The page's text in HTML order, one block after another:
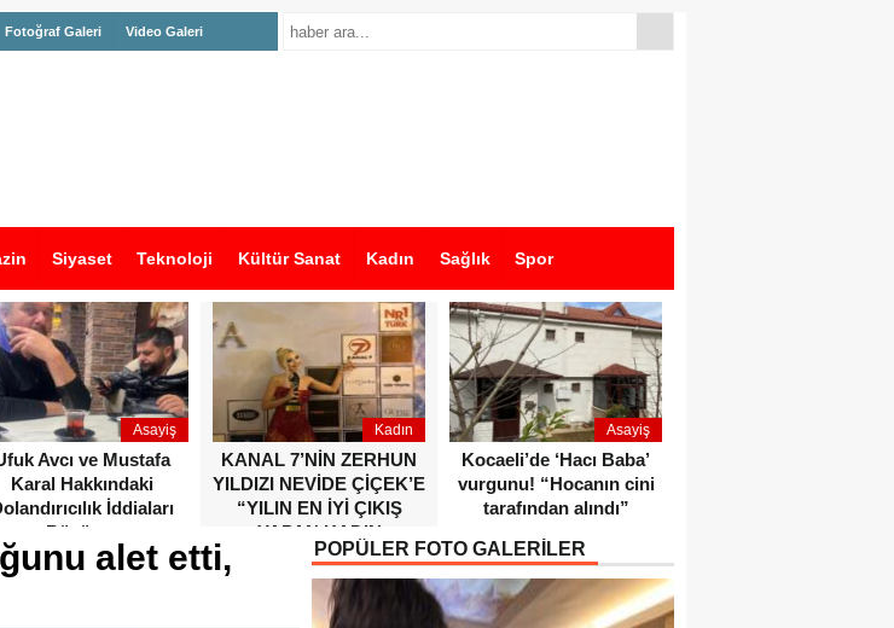
Fotoğraf Galeri Video Galeri
Siyaset Teknoloji Kültür Sanat Kadın Sağlık Spor
Asayiş
Avcı ve Mustafa
Karal Hakkındaki
İddiaları
Büyüyor
Kadın
KANAL 7’NİN ZERHUN
YILDIZI NEVİDE ÇİÇEK’E
“YILIN EN İYİ ÇIKIŞ
YAPAN KADIN
OYUNCUSU” ÖDÜLÜ!
Asayiş
Kocaeli’de ‘Hacı Baba’
vurgunu! “Hocanın cini
tarafından alındı”
alet etti,
POPÜLER FOTO GALERİLER